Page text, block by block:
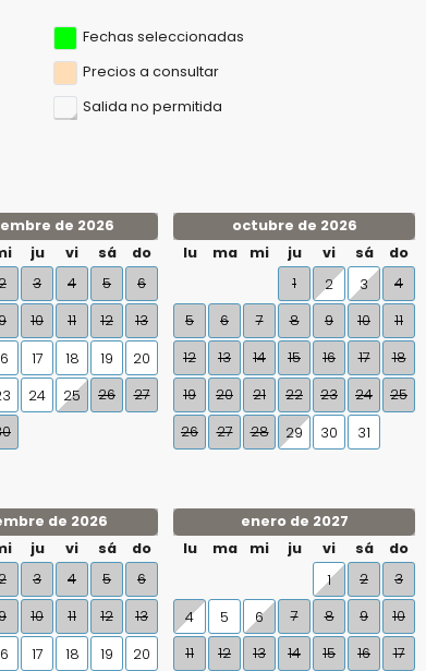
Fechas seleccionadas
Precios a consultar
Salida no permitida
de 2026
ju vi sá
do
3 4 5
6
10 11 12
13
17 18 19
20
24 25 26
27
octubre de 2026
lu
ma mi ju vi sá
do
1
2 3
4
5
6 7 8 9 10
11
12
13 14 15 16 17
18
19
20 21 22 23 24
25
26
27 28 29 30 31
de 2026
ju vi sá
do
3 4 5
6
10 11 12 13
17 18 19
20
enero de 2027
lu
ma mi ju vi sá
do
1
2 3
4 5 6 7 8 9
10
11
12 13 14 15 16
17